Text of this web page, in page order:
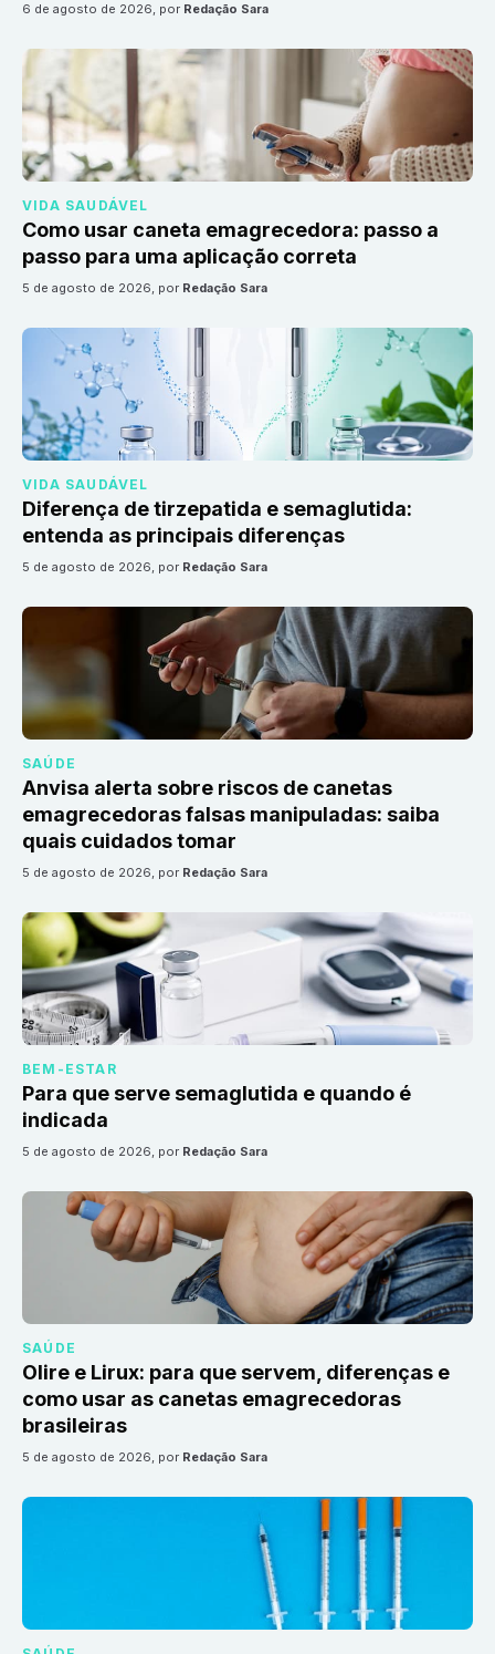
6 de agosto de 2026, por Redação Sara
VIDA SAUDÁVEL
Como usar caneta emagrecedora: passo a
passo para uma aplicação correta
5 de agosto de 2026, por Redação Sara
VIDA SAUDÁVEL
Diferença de tirzepatida e semaglutida:
entenda as principais diferenças
5 de agosto de 2026, por Redação Sara
SAÚDE
Anvisa alerta sobre riscos de canetas
emagrecedoras falsas manipuladas: saiba
quais cuidados tomar
5 de agosto de 2026, por Redação Sara
BEM-ESTAR
Para que serve semaglutida e quando é
indicada
5 de agosto de 2026, por Redação Sara
SAÚDE
Olire e Lirux: para que servem, diferenças e
como usar as canetas emagrecedoras
brasileiras
5 de agosto de 2026, por Redação Sara